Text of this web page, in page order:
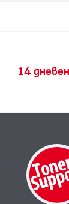
14